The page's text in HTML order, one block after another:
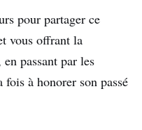
pour partager ce
vous offrant la
passant par les
à honorer son passé